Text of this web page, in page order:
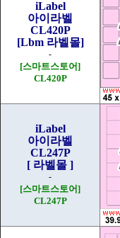
iLabel
아이라벨
CL420P
[Lbm 라벨몰]
-
[스마트스토어]
CL420P
iLabel
아이라벨
CL247P
[ 라벨몰 ]
-
[스마트스토어]
CL247P